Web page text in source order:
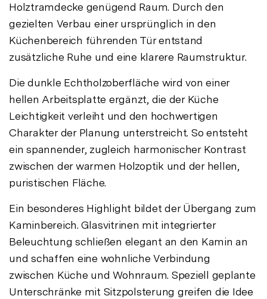
Holztramdecke genügend Raum. Durch den
gezielten Verbau einer ursprünglich in den
Küchenbereich führenden Tür entstand
zusätzliche Ruhe und eine klarere Raumstruktur.
Die dunkle Echtholzoberfläche wird von einer
hellen Arbeitsplatte ergänzt, die der Küche
Leichtigkeit verleiht und den hochwertigen
Charakter der Planung unterstreicht. So entsteht
ein spannender, zugleich harmonischer Kontrast
zwischen der warmen Holzoptik und der hellen,
puristischen Fläche.
Ein besonderes Highlight bildet der Übergang zum
Kaminbereich. Glasvitrinen mit integrierter
Beleuchtung schließen elegant an den Kamin an
und schaffen eine wohnliche Verbindung
zwischen Küche und Wohnraum. Speziell geplante
Unterschränke mit Sitzpolsterung greifen die Idee